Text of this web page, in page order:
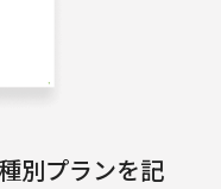
別プランを記